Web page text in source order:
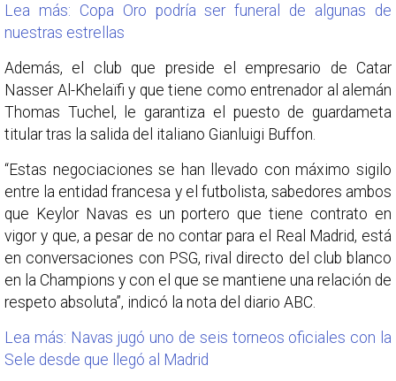
Lea más: Copa Oro podría ser funeral de algunas de
nuestras estrellas
Además, el club que preside el empresario de Catar
Nasser Al-Khelaïfi y que tiene como entrenador al alemán
Thomas Tuchel, le garantiza el puesto de guardameta
titular tras la salida del italiano Gianluigi Buffon.
“Estas negociaciones se han llevado con máximo sigilo
entre la entidad francesa y el futbolista, sabedores ambos
que Keylor Navas es un portero que tiene contrato en
vigor y que, a pesar de no contar para el Real Madrid, está
en conversaciones con PSG, rival directo del club blanco
en la Champions y con el que se mantiene una relación de
respeto absoluta”, indicó la nota del diario ABC.
Lea más: Navas jugó uno de seis torneos oficiales con la
Sele desde que llegó al Madrid